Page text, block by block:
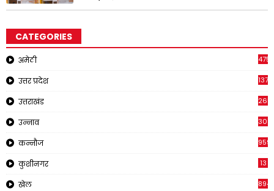
CATEGORIES
अमेठी 4751
उत्तर प्रदेश 1375
उत्तराखंड 2651
उन्नाव 308
कन्नौज 959
कुशीनगर 13
खेल 894